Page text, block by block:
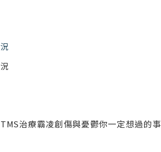
治療霸凌創傷與憂鬱你一定想過的事